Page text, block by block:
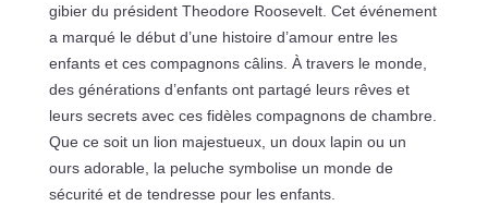
gibier du président Theodore Roosevelt. Cet événement
a marqué le début d’une histoire d’amour entre les
enfants et ces compagnons câlins. À travers le monde,
des générations d’enfants ont partagé leurs rêves et
leurs secrets avec ces fidèles compagnons de chambre.
Que ce soit un lion majestueux, un doux lapin ou un
ours adorable, la peluche symbolise un monde de
sécurité et de tendresse pour les enfants.